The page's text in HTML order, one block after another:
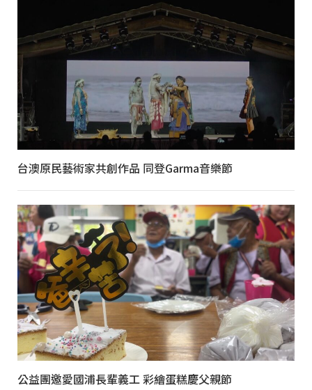
台澳原民藝術家共創作品 同登Garma音樂節
公益團邀愛國浦長輩義工 彩繪蛋糕慶父親節